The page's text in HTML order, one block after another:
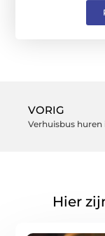
VORIG
Verhuisbus huren
Hier